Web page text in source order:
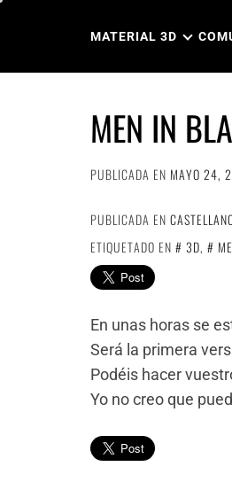
MATERIAL 3D
MEN IN
PUBLICADA EN MAYO 24,
PUBLICADA EN
ETIQUETADO EN
3D,
En unas horas se
Será la primera
Podéis hacer
Yo no creo que